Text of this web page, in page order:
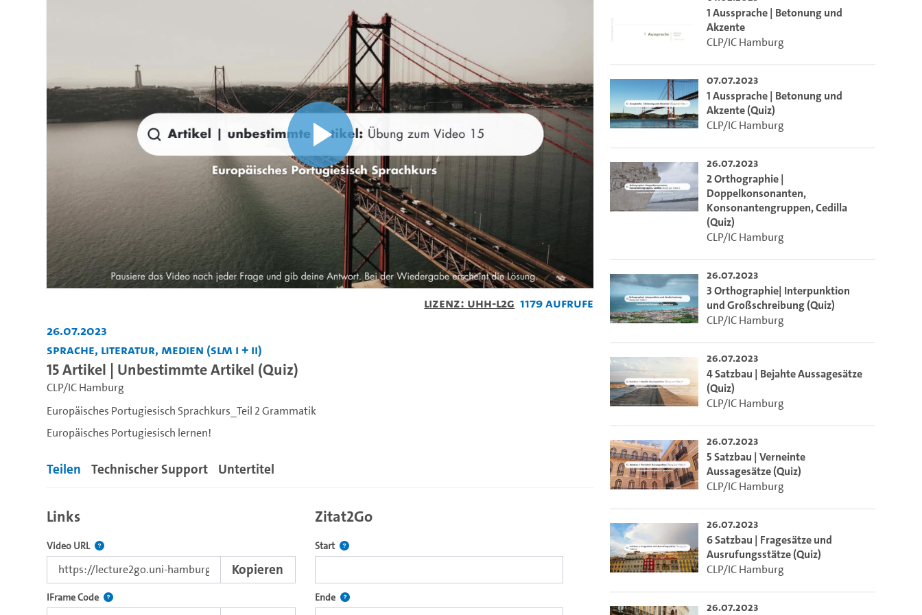
Video
abspielen
Lizenz: UHH-L2G 1179 Aufrufe
26.07.2023
Sprache, Literatur, Medien (SLM I + II)
15 Artikel | Unbestimmte Artikel (Quiz)
CLP/IC Hamburg
Europäisches Portugiesisch Sprachkurs_Teil 2 Grammatik
Europäisches Portugiesisch lernen!
Teilen Technischer Support Untertitel
Links
Video URL Der Link zu diesem Video
Kopieren
IFrame Code Nutzen Sie diesen Code, um das Video mit dem Lecture2Go-Videoplayer einzubetten.
Zitat2Go
Start Definiert den Startpunkt für Zitat2Go. Bitte in das Feld klicken, um die aktuelle Zeit auszuwählen.
Ende Definiert den Endpunkt für Zitat2Go. Bitte in das Feld klicken, um die aktuelle Zeit auszuwählen.
1 Aussprache | Betonung und
Akzente
CLP/IC Hamburg
07.07.2023
1 Aussprache | Betonung und
Akzente (Quiz)
CLP/IC Hamburg
26.07.2023
2 Orthographie |
Doppelkonsonanten,
Konsonantengruppen, Cedilla
(Quiz)
CLP/IC Hamburg
26.07.2023
3 Orthographie| Interpunktion
und Großschreibung (Quiz)
CLP/IC Hamburg
26.07.2023
4 Satzbau | Bejahte Aussagesätze
(Quiz)
CLP/IC Hamburg
26.07.2023
5 Satzbau | Verneinte
Aussagesätze (Quiz)
CLP/IC Hamburg
26.07.2023
6 Satzbau | Fragesätze und
Ausrufungsstätze (Quiz)
CLP/IC Hamburg
26.07.2023